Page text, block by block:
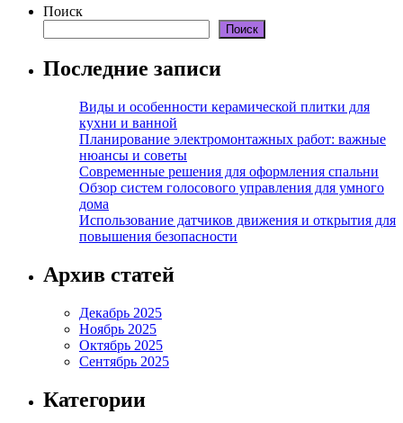
Поиск
Поиск
Последние записи
Виды и особенности керамической плитки для
кухни и ванной
Планирование электромонтажных работ: важные
нюансы и советы
Современные решения для оформления спальни
Обзор систем голосового управления для умного
дома
Использование датчиков движения и открытия для
повышения безопасности
Архив статей
Декабрь 2025
Ноябрь 2025
Октябрь 2025
Сентябрь 2025
Категории